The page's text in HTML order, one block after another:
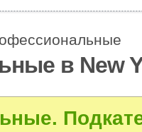
в New